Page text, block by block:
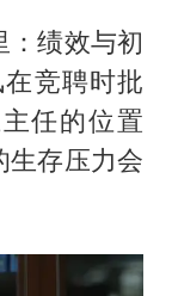
：绩效与初
竞聘时批
任的位置
生存压力会